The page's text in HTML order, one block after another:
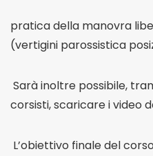
pratica della manovra
(vertigini parossistica
Sarà inoltre possibile,
corsisti, scaricare i video
L’obiettivo finale del